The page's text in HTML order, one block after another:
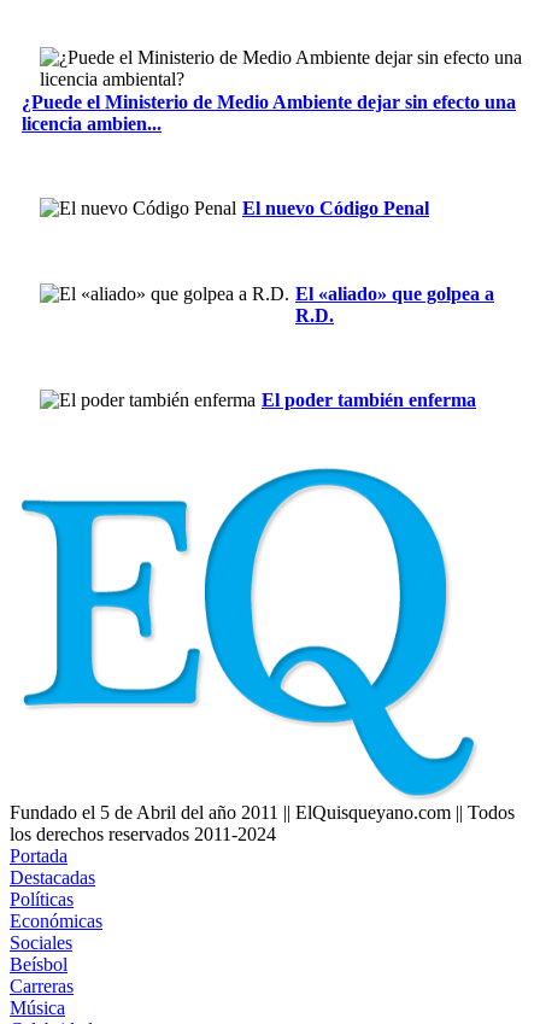
¿Puede el Ministerio de Medio Ambiente dejar sin efecto una
licencia ambien...
El nuevo Código Penal
El «aliado» que golpea a
R.D.
El poder también enferma
Fundado el 5 de Abril del año 2011 || ElQuisqueyano.com || Todos
los derechos reservados 2011-2024
Portada
Destacadas
Políticas
Económicas
Sociales
Beísbol
Carreras
Música